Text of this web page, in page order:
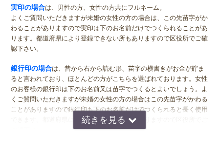
実印の男性用は、堂々とした大きいサイズの直径16.5ミリまたは18.0
ミリがおすすめです。女性用の実印でフルネームの場合は、15.0ミ
リ。女性用の実印で名のみの場合は、13.5ミリがおすすめです。女性
の方でご結婚されている場合は、ご主人様より小さいものをお選びに
なるのが一般的ですが、同じ大きさの実印でも問題ございません。女
女関係なく大きいものをおすすめします。代表者としての実印をお作
り下さい。印材によっては、21.0ミリもご用意しています。ご入用の
際は、各商品ページにてご確認ください。
銀行印の男性用は、16.5ミリがおすすめです。女性用は、13.5ミリ
実印の場合は、男性の方、女性の方共にフルネーム。
よくご質問いただきますが未婚の女性の方の場合は、この先苗字がか
わることがありますので実印は下のお名前だけでつくられることがあ
ります。都道府県により登録できない所もありますので区役所でご確
認下さい。
銀行印の場合は、昔から右から読む形、苗字の横書きがお金が貯ま
ると言われており、ほとんどの方がこちらを選ばれております。女性
のお客様の銀行印は下のお名前又は苗字でつくるとよいでしょう。よ
くご質問いただきますが未婚の女性の方の場合はこの先苗字がかわる
ことがありますので銀行印も下のお名前だけでつくられると長く使用
できます。都道府県により登録できない所もありますので区役所でご